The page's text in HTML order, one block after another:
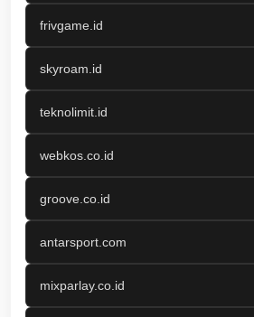
frivgame.id
skyroam.id
teknolimit.id
webkos.co.id
groove.co.id
antarsport.com
mixparlay.co.id